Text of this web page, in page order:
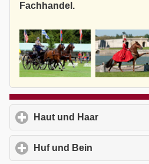
Fachhandel.
Haut und Haar
Huf und Bein